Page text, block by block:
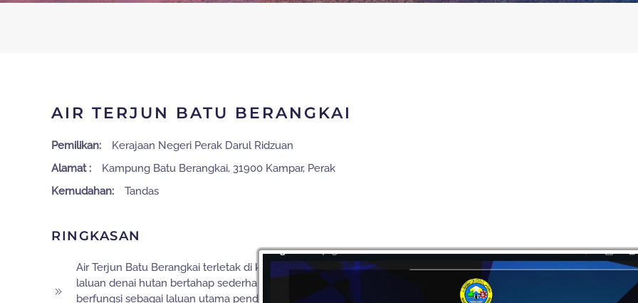
AIR TERJUN BATU BERANGKAI
Pemilikan:
Kerajaan Negeri Perak Darul Ridzuan
Alamat :
Kampung Batu Berangkai, 31900 Kampar, Perak
Kemudahan:
Tandas
RINGKASAN
Air Terjun Batu Berangkai terletak di kawasan hutan lipur Daerah Kampar, Perak, dan boleh diakses melalui
laluan denai hutan bertahap sederhana. Kawasan ini bukan sahaja menjadi destinasi rekreasi, malah
berfungsi sebagai laluan utama pendakian ke puncak Gunung Bujang Melaka, menjadikannya popular